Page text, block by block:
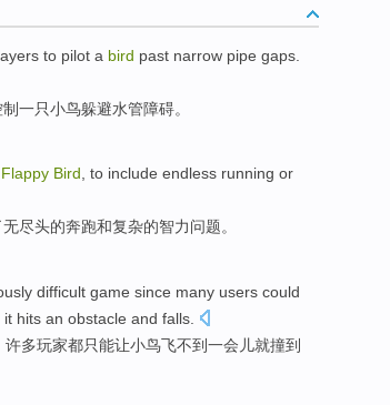
to pilot a bird past narrow pipe gaps
一只小鸟躲避水管障碍。
Flappy Bird, to include endless running or
无尽头的奔跑和复杂的智力问题。
difficult game since many users could
it hits an obstacle and falls
许多玩家都只能让小鸟飞不到一会儿就撞到